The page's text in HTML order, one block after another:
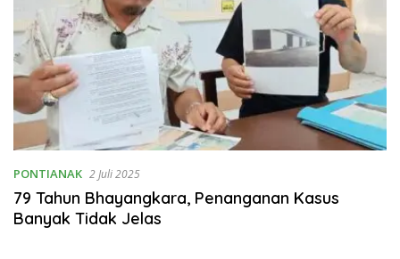
PONTIANAK 2 Juli 2025
79 Tahun Bhayangkara, Penanganan Kasus
Banyak Tidak Jelas